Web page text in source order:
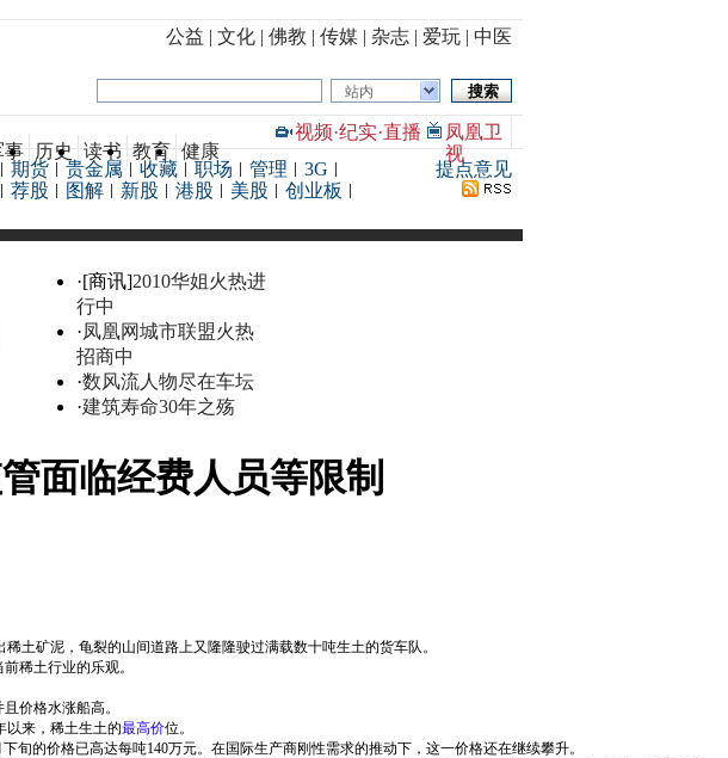
公益 | 文化 | 佛教 | 传媒 | 杂志 | 爱玩 | 中医
站内
事 历史 读书 教育 健康
视频·纪实·直播
凤凰卫
视
期货 贵金属 收藏 职场 管理
3G
荐股 图解 新股 港股 美股
创业板
提点意见
·[商讯]2010华姐火热进
行中
·凤凰网城市联盟火热
招商中
·数风流人物尽在车坛
·建筑寿命30年之殇
面临经费人员等限制
土矿泥，龟裂的山间道路上又隆隆驶过满载数十吨生土的货车队。
稀土行业的乐观。
价格水涨船高。
以来，稀土生土的最高价位。
旬的价格已高达每吨140万元。在国际生产商刚性需求的推动下，这一价格还在继续攀升。